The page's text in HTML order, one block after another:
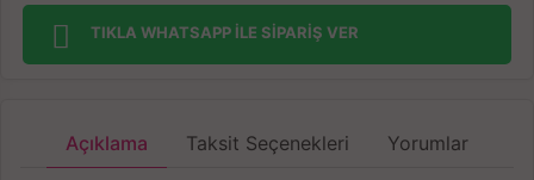
TIKLA WHATSAPP İLE SİPARİŞ VER
Açıklama Taksit Seçenekleri Yorumlar